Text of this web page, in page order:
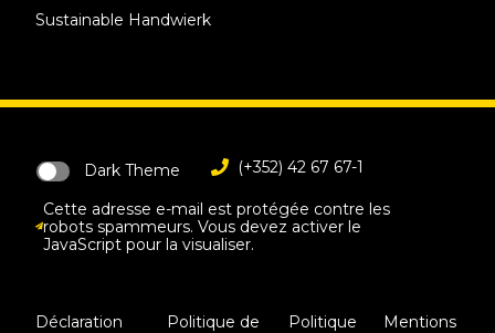
Sustainable Handwierk
Dark Theme (+352) 42 67 67-1
Cette adresse e-mail est protégée contre les
robots spammeurs. Vous devez activer le
JavaScript pour la visualiser.
Déclaration
Politique de
Politique
Mentions